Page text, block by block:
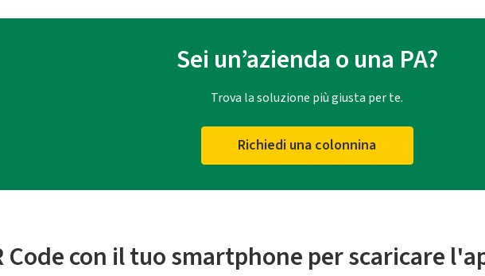
Sei un’azienda o una PA?
Trova la soluzione più giusta per te.
Richiedi una colonnina
Code con il tuo smartphone per scaricare